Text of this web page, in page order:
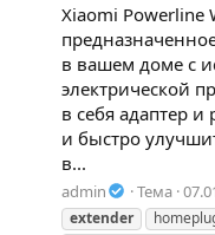
Xiaomi Powerline
в вашем доме с
электрической
в себя адаптер и
и быстро
в...
admin Тема
extender